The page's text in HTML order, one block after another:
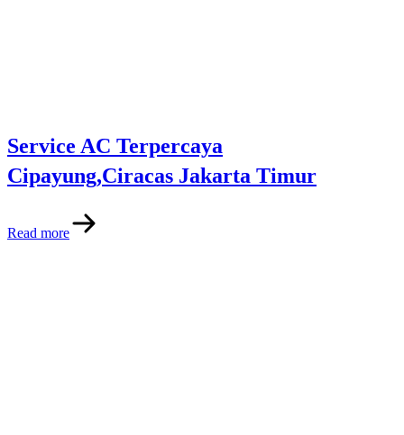
Service AC Terpercaya
Cipayung,Ciracas Jakarta Timur
Read more